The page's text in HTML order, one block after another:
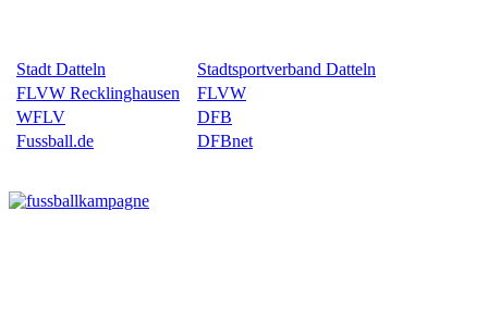
Stadt Datteln
Stadtsportverband Datteln
FLVW Recklinghausen
FLVW
WFLV
DFB
Fussball.de
DFBnet